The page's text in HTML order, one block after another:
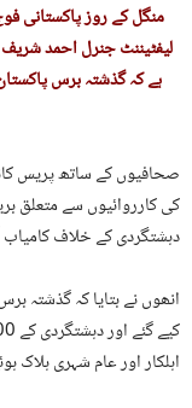
منگل کے روز پاکستانی
لیفٹیننٹ جنرل احمد
صحافیوں کے ساتھ پریس
کی کارروائیوں سے متعلق
دہشتگردی کے خلاف کامیاب
اہلکار اور عام شہری ہلاک